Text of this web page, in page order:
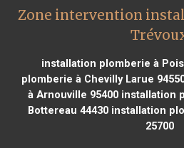
Zone intervention
installation plomberie à
plomberie à Chevilly Larue
à Arnouville 95400 installation
Bottereau 44430 installation
25700